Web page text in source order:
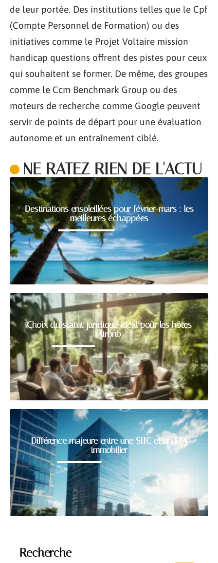
de leur portée. Des institutions telles que le Cpf
(Compte Personnel de Formation) ou des
initiatives comme le Projet Voltaire mission
handicap questions offrent des pistes pour ceux
qui souhaitent se former. De même, des groupes
comme le Ccm Benchmark Group ou des
moteurs de recherche comme Google peuvent
servir de points de départ pour une évaluation
autonome et un entraînement ciblé.
NE RATEZ RIEN DE L'ACTU
Destinations ensoleillées pour février-mars : les
meilleures échappées
Choix du statut juridique idéal pour les hôtes
Airbnb
Différence majeure entre une SIIC et un FIA
immobilier
Recherche